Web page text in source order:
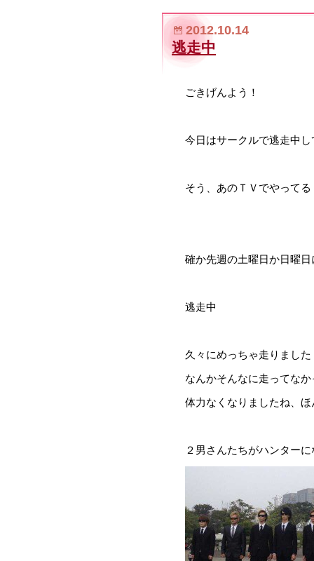
2012.10.14
逃走中
ごきげんよう！
今日はサークルで逃走中
そう、あのＴＶでやってる
確か先週の土曜日か日曜
逃走中
久々にめっちゃ走りました
なんかそんなに走ってな
体力なくなりましたね、ほ
２男さんたちがハンター